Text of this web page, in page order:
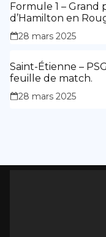
Formule 1 – Grand
d’Hamilton en
des siennes.
28 mars 2025
Saint-Étienne –
feuille de match.
28 mars 2025